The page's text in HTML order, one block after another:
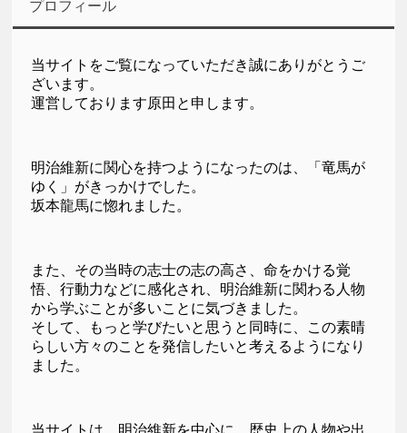
プロフィール
当サイトをご覧になっていただき誠にありがとうご
ざいます。
運営しております原田と申します。
明治維新に関心を持つようになったのは、「竜馬が
ゆく」がきっかけでした。
坂本龍馬に惚れました。
また、その当時の志士の志の高さ、命をかける覚
悟、行動力などに感化され、明治維新に関わる人物
から学ぶことが多いことに気づきました。
そして、もっと学びたいと思うと同時に、この素晴
らしい方々のことを発信したいと考えるようになり
ました。
当サイトは、明治維新を中心に、歴史上の人物や出